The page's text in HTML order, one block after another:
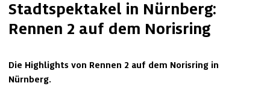
Stadtspektakel in Nürnberg:
Rennen 2 auf dem Norisring
Die Highlights von Rennen 2 auf dem Norisring in
Nürnberg.